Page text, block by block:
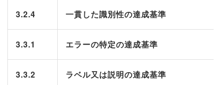
3.2.4 一貫した識別性の達成基準
3.3.1 エラーの特定の達成基準
3.3.2 ラベル又は説明の達成基準